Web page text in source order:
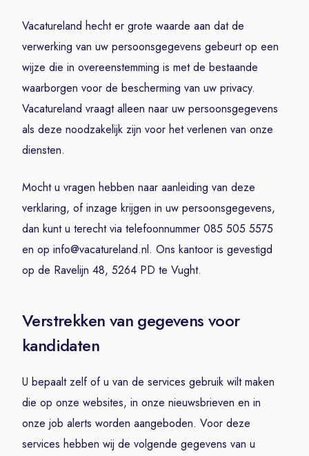
Vacatureland hecht er grote waarde aan dat de
verwerking van uw persoonsgegevens gebeurt op een
wijze die in overeenstemming is met de bestaande
waarborgen voor de bescherming van uw privacy.
Vacatureland vraagt alleen naar uw persoonsgegevens
als deze noodzakelijk zijn voor het verlenen van onze
diensten.
Mocht u vragen hebben naar aanleiding van deze
verklaring, of inzage krijgen in uw persoonsgegevens,
dan kunt u terecht via telefoonnummer 085 505 5575
en op info@vacatureland.nl. Ons kantoor is gevestigd
op de Ravelijn 48, 5264 PD te Vught.
Verstrekken van gegevens voor
kandidaten
U bepaalt zelf of u van de services gebruik wilt maken
die op onze websites, in onze nieuwsbrieven en in
onze job alerts worden aangeboden. Voor deze
services hebben wij de volgende gegevens van u